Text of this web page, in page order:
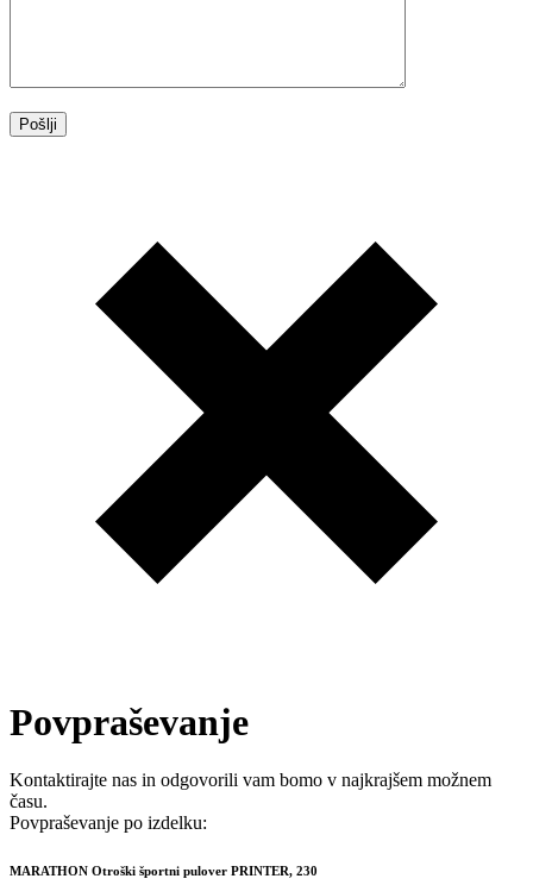
Povpraševanje
Kontaktirajte nas in odgovorili vam bomo v najkrajšem možnem
času.
Povpraševanje po izdelku:
MARATHON Otroški športni pulover PRINTER, 230